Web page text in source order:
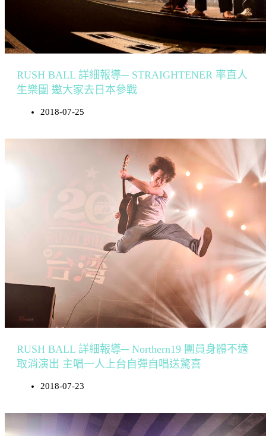
RUSH BALL 詳細報導─ STRAIGHTENER 率直人
生樂團 邀大家去日本參戰
2018-07-25
RUSH BALL 詳細報導─ Northern19 團員身體不適
取消演出 主唱一人上台自彈自唱送驚喜
2018-07-23